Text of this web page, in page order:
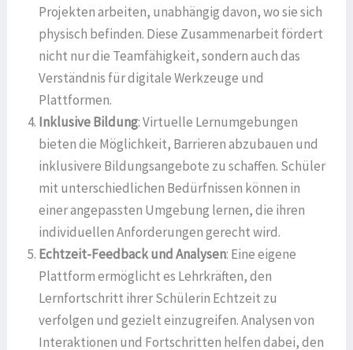
Projekten arbeiten, unabhängig davon, wo sie sich
physisch befinden. Diese Zusammenarbeit fördert
nicht nur die Teamfähigkeit, sondern auch das
Verständnis für digitale Werkzeuge und
Plattformen.
Inklusive Bildung: Virtuelle Lernumgebungen
bieten die Möglichkeit, Barrieren abzubauen und
inklusivere Bildungsangebote zu schaffen. Schüler
mit unterschiedlichen Bedürfnissen können in
einer angepassten Umgebung lernen, die ihren
individuellen Anforderungen gerecht wird.
Echtzeit-Feedback und Analysen: Eine eigene
Plattform ermöglicht es Lehrkräften, den
Lernfortschritt ihrer Schülerin Echtzeit zu
verfolgen und gezielt einzugreifen. Analysen von
Interaktionen und Fortschritten helfen dabei, den